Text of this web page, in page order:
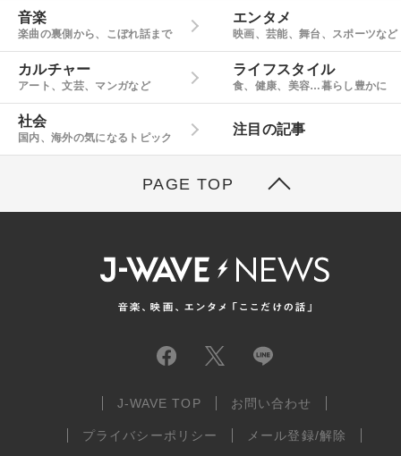
音楽
楽曲の裏側から、こぼれ話まで
エンタメ
映画、芸能、舞台、スポーツなど
カルチャー
アート、文芸、マンガなど
ライフスタイル
食、健康、美容…暮らし豊かに
社会
国内、海外の気になるトピック
注目の記事
PAGE TOP
J-WAVE TOP お問い合わせ
プライバシーポリシー メール登録/解除